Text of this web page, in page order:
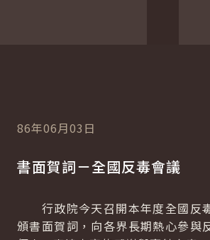
86年06月03日
書面賀詞－全國反毒會議
行政院今天召開本年度全國反
頒書面賀詞，向各界長期熱心參與